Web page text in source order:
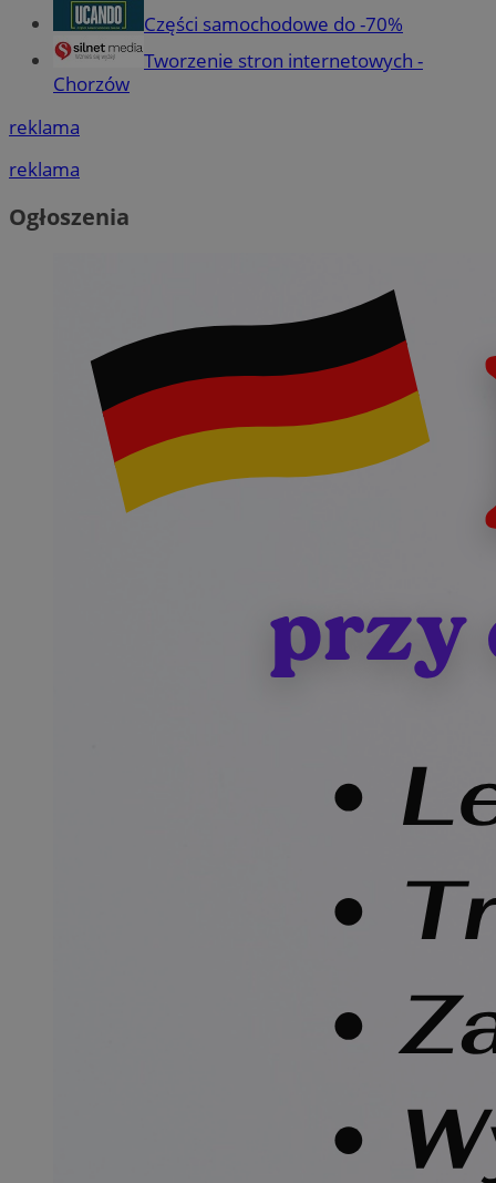
Części samochodowe do -70%
Tworzenie stron internetowych -
Chorzów
reklama
reklama
Ogłoszenia